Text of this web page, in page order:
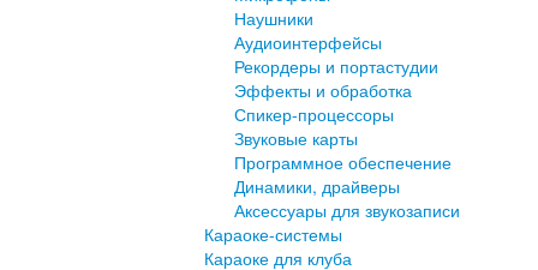
Наушники
Аудиоинтерфейсы
Рекордеры и портастудии
Эффекты и обработка
Спикер-процессоры
Звуковые карты
Программное обеспечение
Динамики, драйверы
Аксессуары для звукозаписи
Караоке-системы
Караоке для клуба